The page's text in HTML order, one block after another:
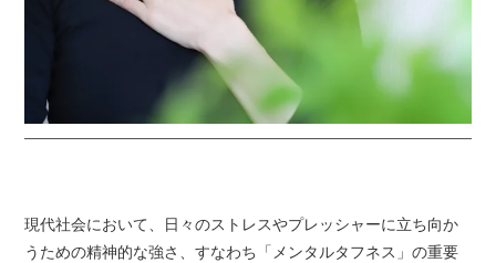
現代社会において、日々のストレスやプレッシャーに立ち向か
うための精神的な強さ、すなわち「メンタルタフネス」の重要